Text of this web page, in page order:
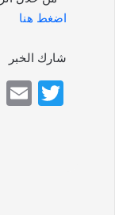
اضغط هنا
شارك الخبر
T